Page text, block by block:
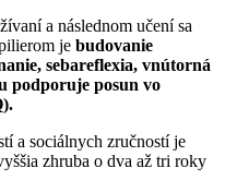
a následnom učení sa
je budovanie
sebareflexia, vnútorná
podporuje posun vo
a sociálnych zručností je
zhruba o dva až tri roky